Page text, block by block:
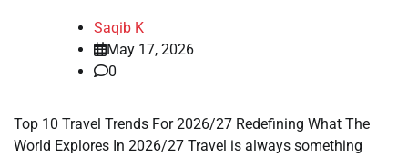
Saqib K
May 17, 2026
0
Top 10 Travel Trends For 2026/27 Redefining What The
World Explores In 2026/27 Travel is always something